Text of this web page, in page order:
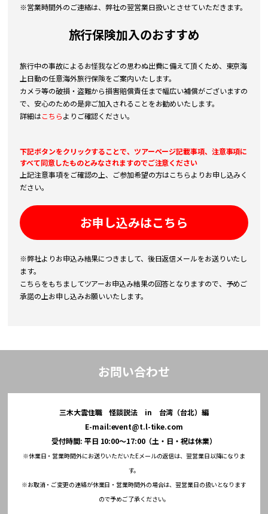
※営業時間外のご連絡は、弊社の翌営業日扱いとさせていただきます。
旅行保険加入のおすすめ
旅行中の事故によるお怪我などの思わぬ出費に備えて頂くため、東京海
上日動の任意海外旅行保険をご案内いたします。
カメラ等の破損・盗難から損害賠償責任まで幅広い補償がございますの
で、安心のための是非ご加入されることをお勧めいたします。
詳細はこちらよりご確認ください。
下記ボタンをクリックすることで、ツアーページ記載事項、注意事項に
すべて同意したものとみなされますのでご注意ください
上記注意事項をご確認の上、ご参加希望の方はこちらよりお申し込みく
ださい。
お申し込みはこちら
※弊社よりお申込み結果につきまして、後日返信メールをお送りいたし
ます。
こちらをもちましてツアーお申込み結果の回答となりますので、予めご
承諾の上お申し込みお願いいたします。
お問い合わせ
三木大雲住職 怪談説法 in 台湾（台北）編
E-mail:event@t.l-tike.com
受付時間: 平日 10:00～17:00（土・日・祝は休業）
※休業日・営業時間外にお送りいただいたEメールの返信は、翌営業日以降になりま
す。
※お取消・ご変更の連絡が休業日・営業時間外の場合は、翌営業日の扱いとなります
ので予めご了承ください。